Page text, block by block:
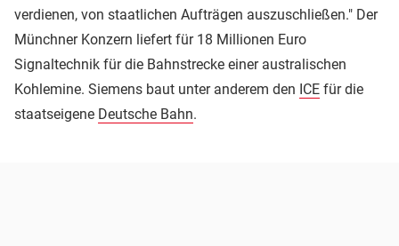
verdienen, von staatlichen Aufträgen auszuschließen." Der
Münchner Konzern liefert für 18 Millionen Euro
Signaltechnik für die Bahnstrecke einer australischen
Kohlemine. Siemens baut unter anderem den ICE für die
staatseigene Deutsche Bahn.